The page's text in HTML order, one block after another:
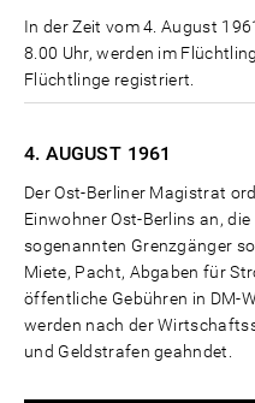
In der Zeit vom 4. August
8.00 Uhr, werden im
Flüchtlinge registriert.
4. AUGUST 1961
Der Ost-Berliner Magistrat
Einwohner Ost-Berlins an,
sogenannten Grenzgänger
Miete, Pacht, Abgaben für
öffentliche Gebühren in DM-
werden nach der
und Geldstrafen geahndet.